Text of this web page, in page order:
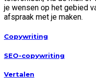
je wensen op het gebied
afspraak met je maken.
Copywriting
SEO-copywriting
Vertalen